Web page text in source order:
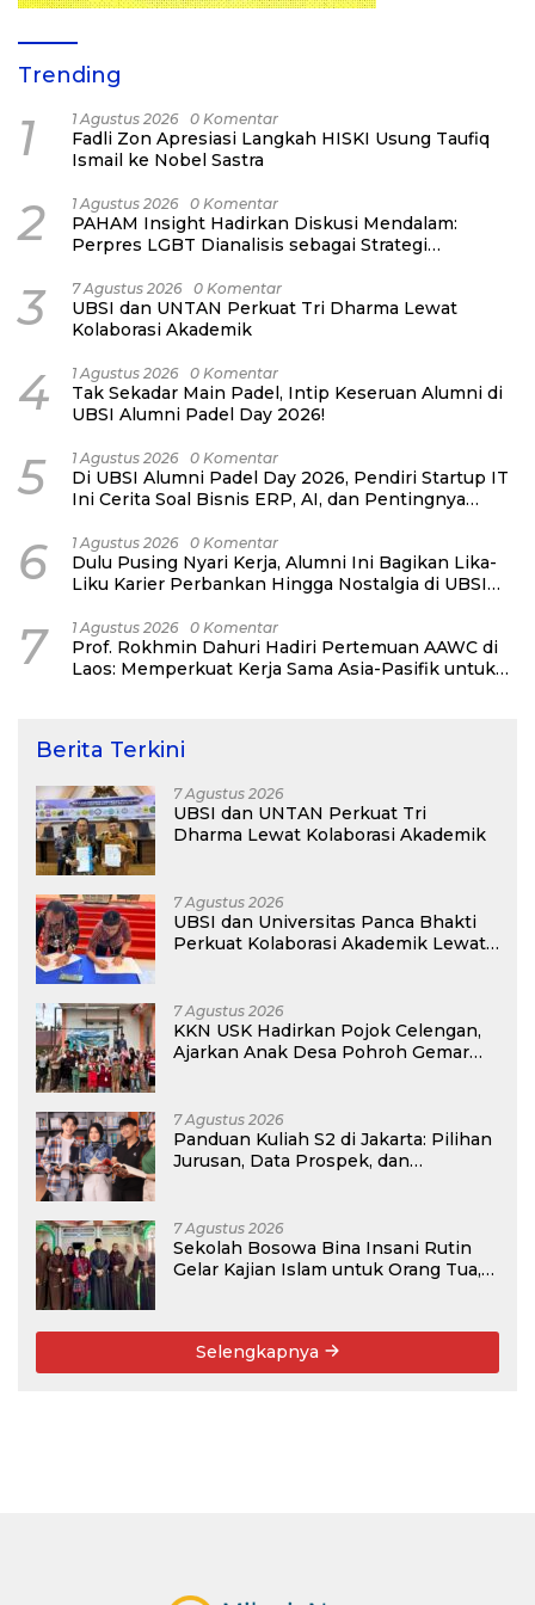
Trending
1 1 Agustus 2026 0 Komentar
Fadli Zon Apresiasi Langkah HISKI Usung Taufiq
Ismail ke Nobel Sastra
2 1 Agustus 2026 0 Komentar
PAHAM Insight Hadirkan Diskusi Mendalam:
Perpres LGBT Dianalisis sebagai Strategi
3 7 Agustus 2026 0 Komentar
UBSI dan UNTAN Perkuat Tri Dharma Lewat
Kolaborasi Akademik
4 1 Agustus 2026 0 Komentar
Tak Sekadar Main Padel, Intip Keseruan Alumni di
UBSI Alumni Padel Day 2026!
5 1 Agustus 2026 0 Komentar
Di UBSI Alumni Padel Day 2026, Pendiri Startup IT
Ini Cerita Soal Bisnis ERP, AI, dan Pentingnya
6 1 Agustus 2026 0 Komentar
Dulu Pusing Nyari Kerja, Alumni Ini Bagikan Lika-
Liku Karier Perbankan Hingga Nostalgia di UBSI
7 1 Agustus 2026 0 Komentar
Prof. Rokhmin Dahuri Hadiri Pertemuan AAWC di
Laos: Memperkuat Kerja Sama Asia-Pasifik untuk
Berita Terkini
7 Agustus 2026
UBSI dan UNTAN Perkuat Tri
Dharma Lewat Kolaborasi Akademik
7 Agustus 2026
UBSI dan Universitas Panca Bhakti
Perkuat Kolaborasi Akademik Lewat
7 Agustus 2026
KKN USK Hadirkan Pojok Celengan,
Ajarkan Anak Desa Pohroh Gemar
7 Agustus 2026
Panduan Kuliah S2 di Jakarta: Pilihan
Jurusan, Data Prospek, dan
7 Agustus 2026
Sekolah Bosowa Bina Insani Rutin
Gelar Kajian Islam untuk Orang Tua,
Selengkapnya